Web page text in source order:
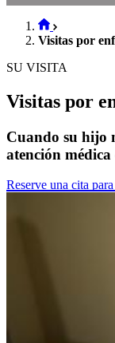
Visitas por
SU VISITA
Visitas por
Cuando su hijo
atención
Reserve una cita